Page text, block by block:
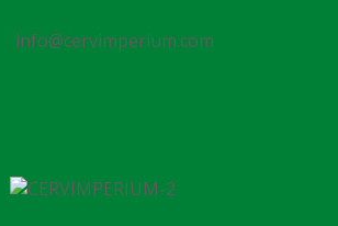
info@cervimperium.com